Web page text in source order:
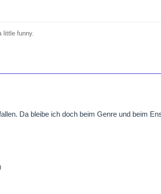
little funny.
Da bleibe ich doch beim Genre und beim